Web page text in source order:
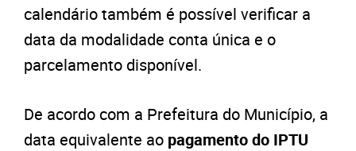
calendário também é possível verificar a
data da modalidade conta única e o
parcelamento disponível.
De acordo com a Prefeitura do Município, a
data equivalente ao pagamento do IPTU